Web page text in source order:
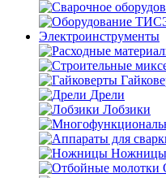
Электроинструменты
Дрели
Лобзики
Ножницы